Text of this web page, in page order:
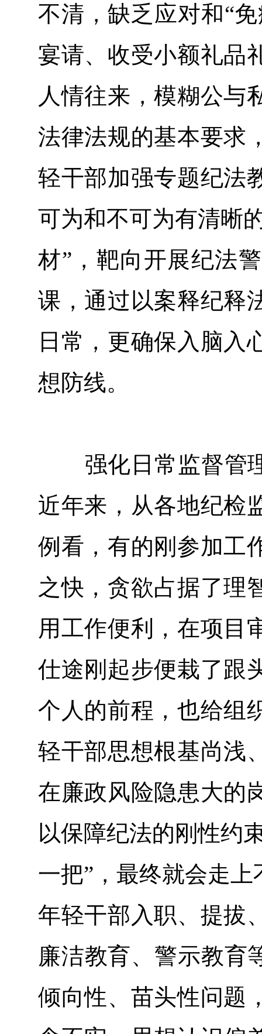
不清，缺乏应对和“
宴请、收受小额礼品
人情往来，模糊公与
法律法规的基本要求
轻干部加强专题纪法
可为和不可为有清晰
材”，靶向开展纪法
课，通过以案释纪释
日常，更确保入脑入
想防线。
强化日常监督管
近年来，从各地纪检
例看，有的刚参加工
之快，贪欲占据了理
用工作便利，在项目
仕途刚起步便栽了
个人的前程，也给组
轻干部思想根基尚浅
在廉政风险隐患大的
以保障纪法的刚性约
一把”，最终就会走
年轻干部入职、提拔
廉洁教育、警示教育
倾向性、苗头性问题